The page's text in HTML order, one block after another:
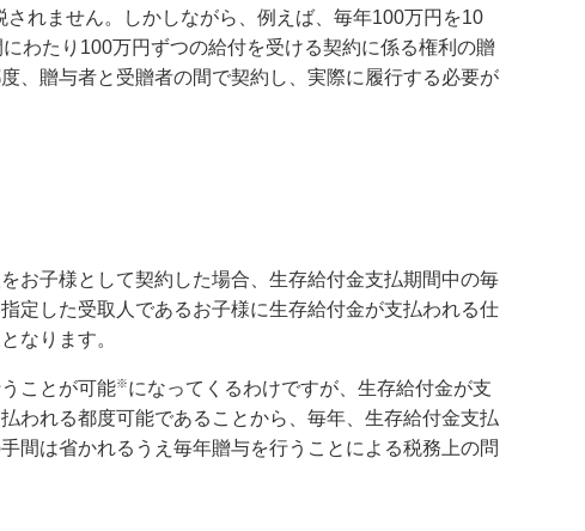
れません。しかしながら、例えば、毎年100万円を10
わたり100万円ずつの給付を受ける契約に係る権利の贈
、贈与者と受贈者の間で契約し、実際に履行する必要が
お子様として契約した場合、生存給付金支払期間中の毎
定した受取人であるお子様に生存給付金が支払われる仕
なります。
ことが可能※になってくるわけですが、生存給付金が支
われる都度可能であることから、毎年、生存給付金支払
間は省かれるうえ毎年贈与を行うことによる税務上の問